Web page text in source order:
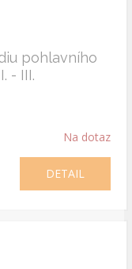
pohlavního
- III.
Na dotaz
DETAIL